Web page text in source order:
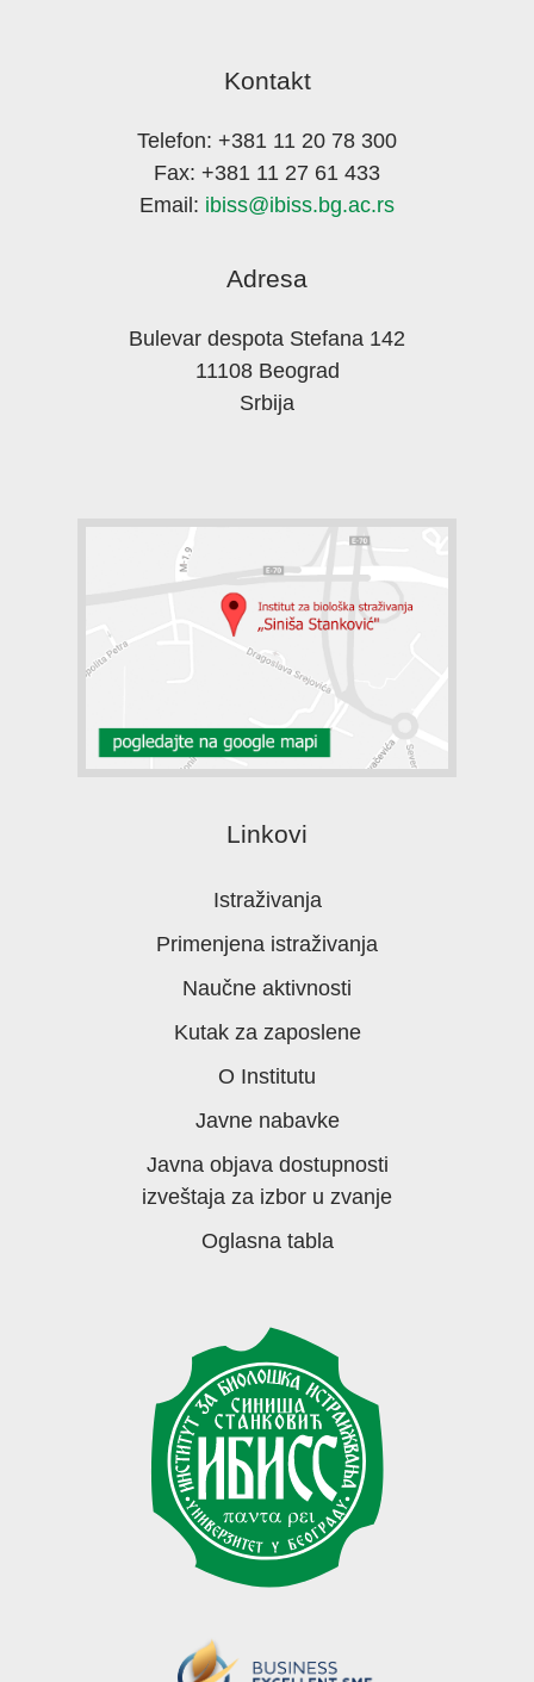
Kontakt
Telefon: +381 11 20 78 300
Fax: +381 11 27 61 433
Email: ibiss@ibiss.bg.ac.rs
Adresa
Bulevar despota Stefana 142
11108 Beograd
Srbija
Linkovi
Istraživanja
Primenjena istraživanja
Naučne aktivnosti
Kutak za zaposlene
O Institutu
Javne nabavke
Javna objava dostupnosti
izveštaja za izbor u zvanje
Oglasna tabla